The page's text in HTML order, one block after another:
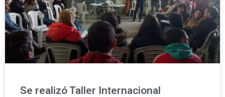
Se realizó Taller Internacional